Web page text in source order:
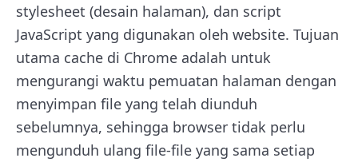
stylesheet (desain halaman), dan script
JavaScript yang digunakan oleh website. Tujuan
utama cache di Chrome adalah untuk
mengurangi waktu pemuatan halaman dengan
menyimpan file yang telah diunduh
sebelumnya, sehingga browser tidak perlu
mengunduh ulang file-file yang sama setiap